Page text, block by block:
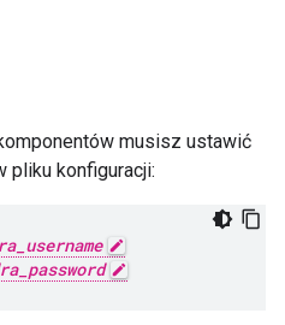
musisz ustawić
pliku konfiguracji: